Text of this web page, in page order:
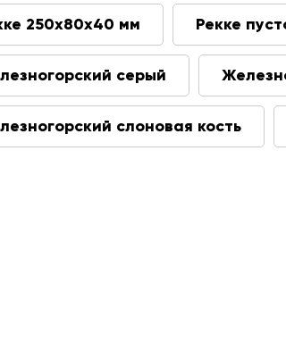
250х80х40 мм Рекке
серый
слоновая кость